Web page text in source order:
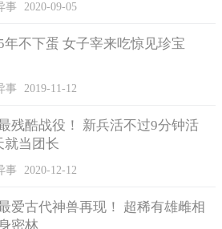
事 2020-09-05
年不下蛋 女子宰来吃惊见珍宝
事 2019-11-12
残酷战役！ 新兵活不过9分钟活
就当团长
事 2020-12-12
爱古代神兽再现！ 超稀有雄雌相
密林